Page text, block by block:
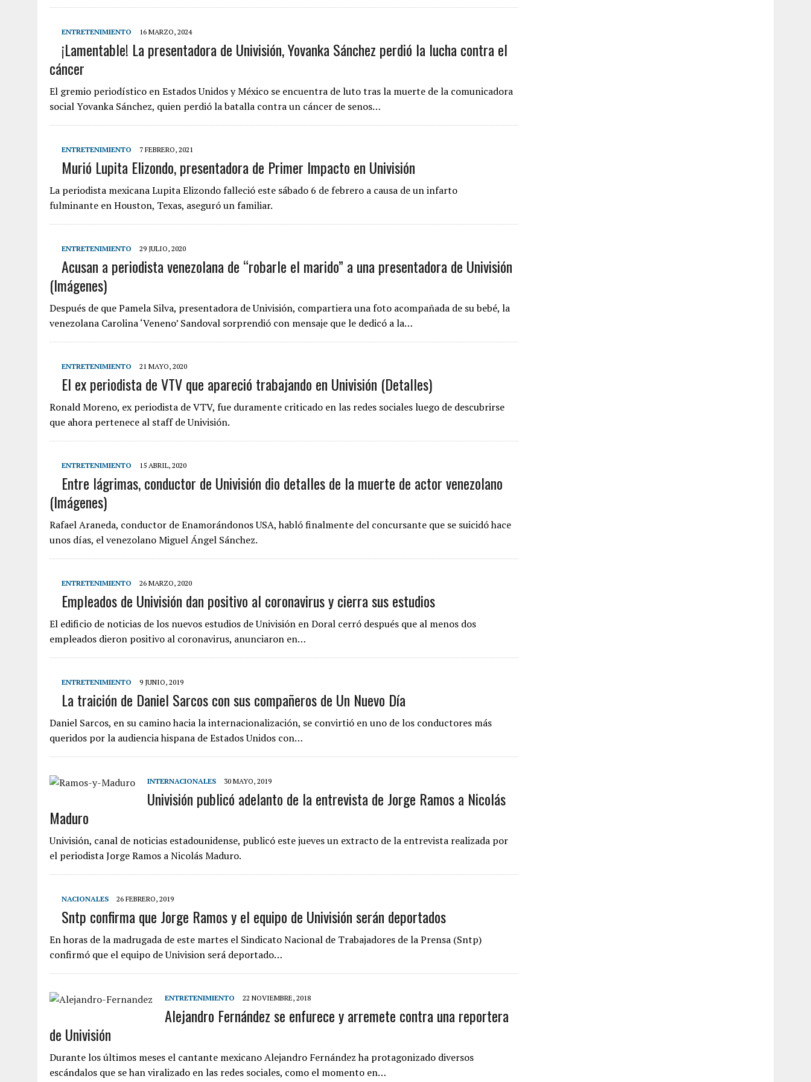
ENTRETENIMIENTO 16 MARZO, 2024
¡Lamentable! La presentadora de Univisión, Yovanka Sánchez perdió la lucha contra el
cáncer
El gremio periodístico en Estados Unidos y México se encuentra de luto tras la muerte de la comunicadora
social Yovanka Sánchez, quien perdió la batalla contra un cáncer de senos…
ENTRETENIMIENTO 7 FEBRERO, 2021
Murió Lupita Elizondo, presentadora de Primer Impacto en Univisión
La periodista mexicana Lupita Elizondo falleció este sábado 6 de febrero a causa de un infarto
fulminante en Houston, Texas, aseguró un familiar.
ENTRETENIMIENTO 29 JULIO, 2020
Acusan a periodista venezolana de “robarle el marido” a una presentadora de Univisión
(Imágenes)
Después de que Pamela Silva, presentadora de Univisión, compartiera una foto acompañada de su bebé, la
venezolana Carolina ‘Veneno’ Sandoval sorprendió con mensaje que le dedicó a la…
ENTRETENIMIENTO 21 MAYO, 2020
El ex periodista de VTV que apareció trabajando en Univisión (Detalles)
Ronald Moreno, ex periodista de VTV, fue duramente criticado en las redes sociales luego de descubrirse
que ahora pertenece al staff de Univisión.
ENTRETENIMIENTO 15 ABRIL, 2020
Entre lágrimas, conductor de Univisión dio detalles de la muerte de actor venezolano
(Imágenes)
Rafael Araneda, conductor de Enamorándonos USA, habló finalmente del concursante que se suicidó hace
unos días, el venezolano Miguel Ángel Sánchez.
ENTRETENIMIENTO 26 MARZO, 2020
Empleados de Univisión dan positivo al coronavirus y cierra sus estudios
El edificio de noticias de los nuevos estudios de Univisión en Doral cerró después que al menos dos
empleados dieron positivo al coronavirus, anunciaron en…
ENTRETENIMIENTO 9 JUNIO, 2019
La traición de Daniel Sarcos con sus compañeros de Un Nuevo Día
Daniel Sarcos, en su camino hacia la internacionalización, se convirtió en uno de los conductores más
queridos por la audiencia hispana de Estados Unidos con…
INTERNACIONALES 30 MAYO, 2019
Univisión publicó adelanto de la entrevista de Jorge Ramos a Nicolás
Maduro
Univisión, canal de noticias estadounidense, publicó este jueves un extracto de la entrevista realizada por
el periodista Jorge Ramos a Nicolás Maduro.
NACIONALES 26 FEBRERO, 2019
Sntp confirma que Jorge Ramos y el equipo de Univisión serán deportados
En horas de la madrugada de este martes el Sindicato Nacional de Trabajadores de la Prensa (Sntp)
confirmó que el equipo de Univision será deportado…
ENTRETENIMIENTO 22 NOVIEMBRE, 2018
Alejandro Fernández se enfurece y arremete contra una reportera
de Univisión
Durante los últimos meses el cantante mexicano Alejandro Fernández ha protagonizado diversos
escándalos que se han viralizado en las redes sociales, como el momento en…